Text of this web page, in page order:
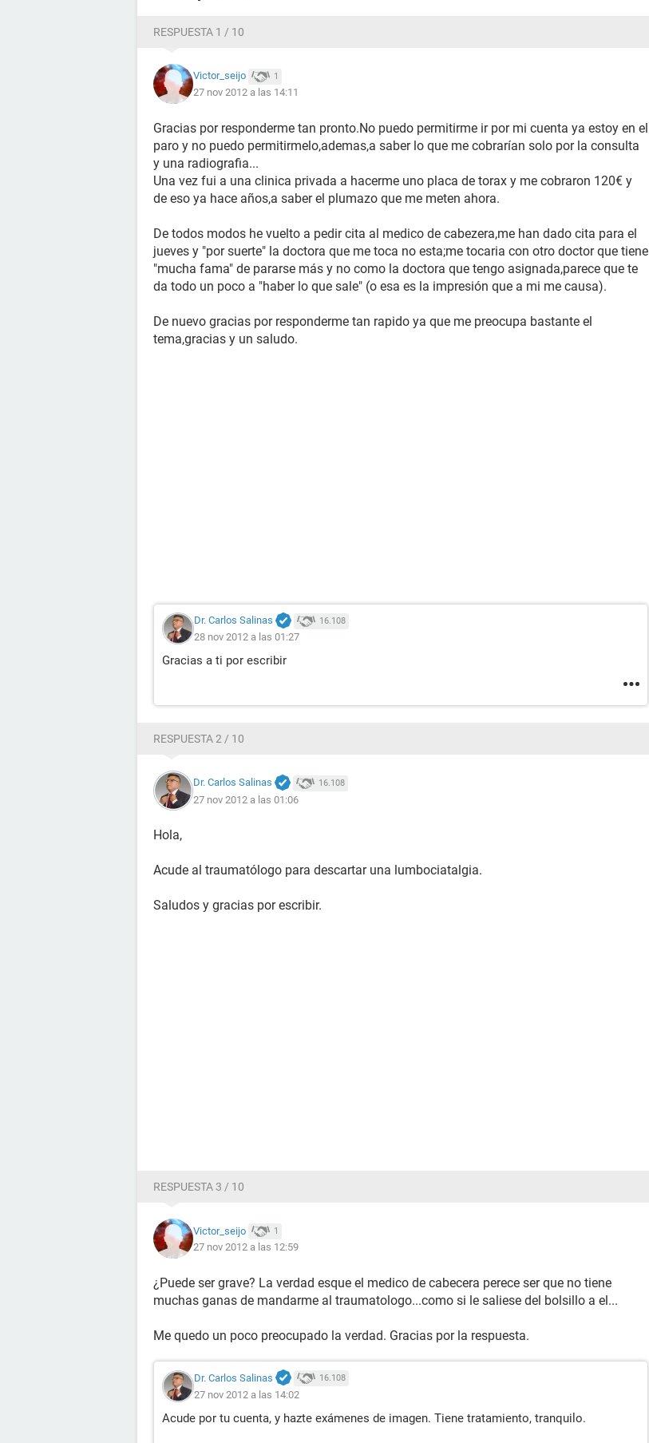
viernes sin hacer ningún esfuerzo) pero no se si es la mejor opción,si seria mejor ir a un
cosa iría mejor.
Mucha gente me ha dicho que debería de cambiar de físio,pero supongo que "sabrá lo
Os agradecería algunos consejos,porque necesito estar ocupado ya que no estoy
pasando por una buena racha y el ejercicio la verdad es que me ayuda mucho.
Gracias por tomaros la molestia de leer este tremendo tocho y que me hayáis entendido
RESPUESTA 1 / 10
Victor_seijo 1
27 nov 2012 a las 14:11
Gracias por responderme tan pronto.No puedo permitirme ir por mi cuenta ya estoy en el
paro y no puedo permitirmelo,ademas,a saber lo que me cobrarían solo por la consulta
y una radiografia...
Una vez fui a una clinica privada a hacerme uno placa de torax y me cobraron 120€ y
de eso ya hace años,a saber el plumazo que me meten ahora.
De todos modos he vuelto a pedir cita al medico de cabezera,me han dado cita para el
jueves y "por suerte" la doctora que me toca no esta;me tocaria con otro doctor que tiene
"mucha fama" de pararse más y no como la doctora que tengo asignada,parece que te
da todo un poco a "haber lo que sale" (o esa es la impresión que a mi me causa).
De nuevo gracias por responderme tan rapido ya que me preocupa bastante el
tema,gracias y un saludo.
Dr. Carlos Salinas 16.108
28 nov 2012 a las 01:27
Gracias a ti por escribir
RESPUESTA 2 / 10
Dr. Carlos Salinas 16.108
27 nov 2012 a las 01:06
Hola,
Acude al traumatólogo para descartar una lumbociatalgia.
Saludos y gracias por escribir.
RESPUESTA 3 / 10
Victor_seijo 1
27 nov 2012 a las 12:59
¿Puede ser grave? La verdad esque el medico de cabecera perece ser que no tiene
muchas ganas de mandarme al traumatologo...como si le saliese del bolsillo a el...
Me quedo un poco preocupado la verdad. Gracias por la respuesta.
Dr. Carlos Salinas 16.108
27 nov 2012 a las 14:02
Acude por tu cuenta, y hazte exámenes de imagen. Tiene tratamiento, tranquilo.